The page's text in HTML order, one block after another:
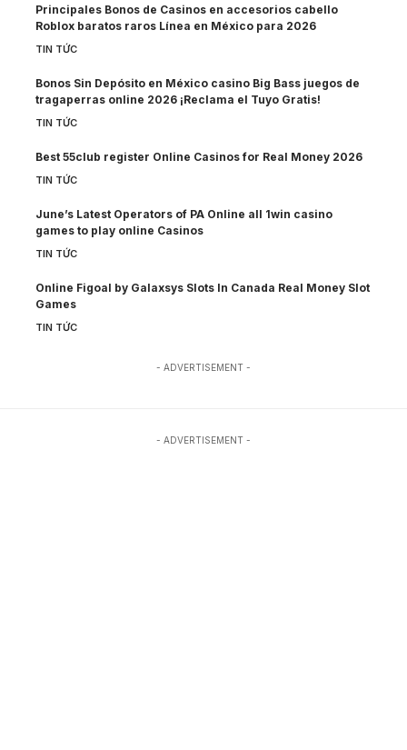
Principales Bonos de Casinos en accesorios cabello
Roblox baratos raros Línea en México para 2026
TIN TỨC
Bonos Sin Depósito en México casino Big Bass juegos de
tragaperras online 2026 ¡Reclama el Tuyo Gratis!
TIN TỨC
Best 55club register Online Casinos for Real Money 2026
TIN TỨC
June’s Latest Operators of PA Online all 1win casino
games to play online Casinos
TIN TỨC
Online Figoal by Galaxsys Slots In Canada Real Money Slot
Games
TIN TỨC
- ADVERTISEMENT -
- ADVERTISEMENT -